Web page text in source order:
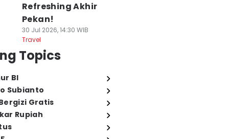
Refreshing Akhir
Pekan!
30 Jul 2026, 14:30 WIB
Travel
Topics
BI
Subianto
Gratis
Rupiah